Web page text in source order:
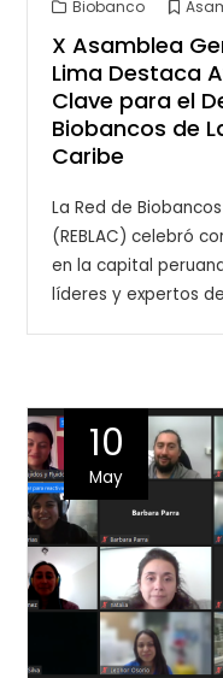
Biobanco
X Asamblea
Lima Destaca
Clave para el
Biobancos de
Caribe
La Red de
(REBLAC) celebró
en la capital
líderes y expertos
10
May